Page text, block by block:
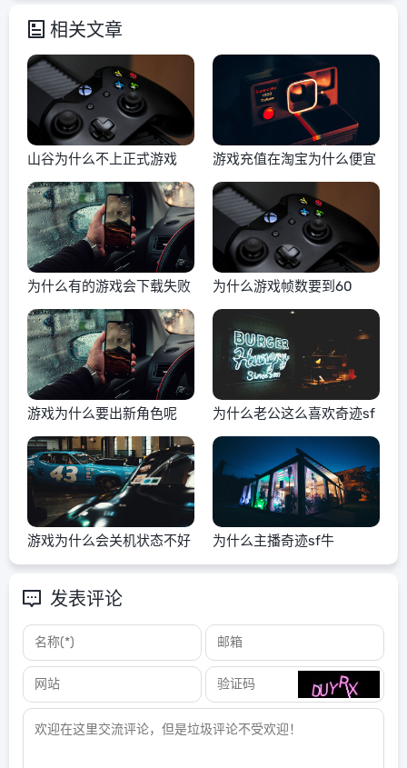
相关文章
山谷为什么不上正式游戏 游戏充值在淘宝为什么便宜
为什么有的游戏会下载失败 为什么游戏帧数要到60
游戏为什么要出新角色呢 为什么老公这么喜欢奇迹sf
游戏为什么会关机状态不好 为什么主播奇迹sf牛
发表评论